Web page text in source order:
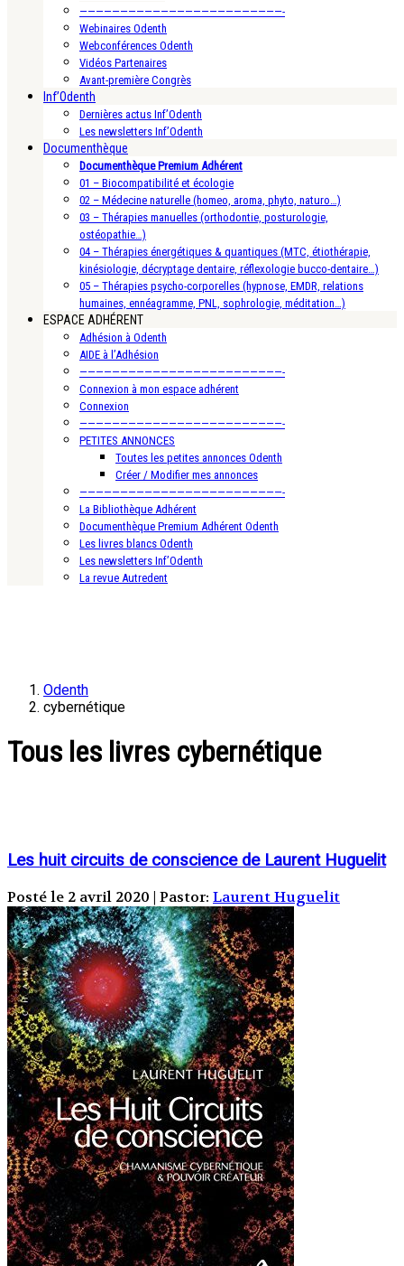
—————————————————————————-
Webinaires Odenth
Webconférences Odenth
Vidéos Partenaires
Avant-première Congrès
Inf’Odenth
Dernières actus Inf’Odenth
Les newsletters Inf’Odenth
Documenthèque
Documenthèque Premium Adhérent
01 – Biocompatibilité et écologie
02 – Médecine naturelle (homeo, aroma, phyto, naturo…)
03 – Thérapies manuelles (orthodontie, posturologie,
ostéopathie…)
04 – Thérapies énergétiques & quantiques (MTC, étiothérapie,
kinésiologie, décryptage dentaire, réflexologie bucco-dentaire…)
05 – Thérapies psycho-corporelles (hypnose, EMDR, relations
humaines, ennéagramme, PNL, sophrologie, méditation…)
ESPACE ADHÉRENT
Adhésion à Odenth
AIDE à l’Adhésion
—————————————————————————-
Connexion à mon espace adhérent
Connexion
—————————————————————————-
PETITES ANNONCES
Toutes les petites annonces Odenth
Créer / Modifier mes annonces
—————————————————————————-
La Bibliothèque Adhérent
Documenthèque Premium Adhérent Odenth
Les livres blancs Odenth
Les newsletters Inf’Odenth
La revue Autredent
Odenth
cybernétique
Tous les livres cybernétique
Les huit circuits de conscience de Laurent Huguelit
Posté le 2 avril 2020 | Pastor: Laurent Huguelit